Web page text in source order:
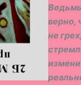
верно,
не